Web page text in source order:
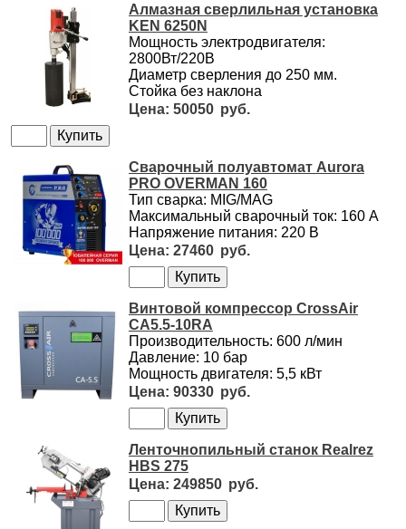
Алмазная сверлильная установка
KEN 6250N
Мощность электродвигателя:
2800Вт/220В
Диаметр сверления до 250 мм.
Стойка без наклона
50050
Сварочный полуавтомат Aurora
PRO OVERMAN 160
Тип сварка: MIG/MAG
Максимальный сварочный ток: 160 А
Напряжение питания: 220 В
27460
Винтовой компрессор CrossAir
CA5.5-10RA
Производительность: 600 л/мин
Давление: 10 бар
Мощность двигателя: 5,5 кВт
90330
Ленточнопильный станок Realrez
HBS 275
249850